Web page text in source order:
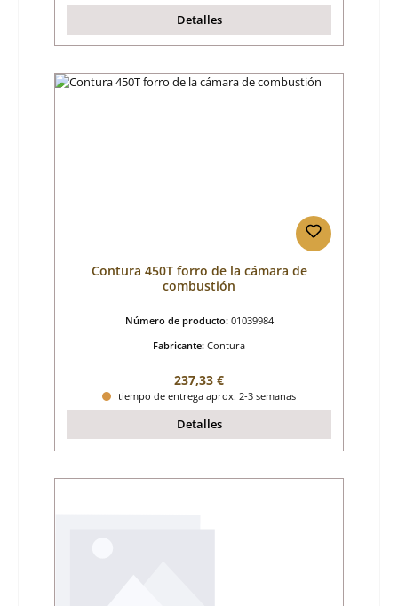
Detalles
Contura 450T forro de la cámara de
combustión
Número de producto: 01039984
Fabricante: Contura
Precio normal:
237,33 €
tiempo de entrega aprox. 2-3 semanas
Detalles